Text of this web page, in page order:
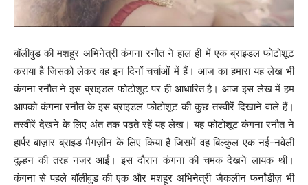
बॉलीवुड की मशहूर अभिनेत्री कंगना रनौत ने हाल ही में एक ब्राइडल फोटोशूट
कराया है जिसको लेकर वह इन दिनों चर्चाओं में हैं। आज का हमारा यह लेख भी
कंगना रनौत ने इस ब्राइडल फोटोशूट पर ही आधारित है। आज इस लेख में हम
आपको कंगना रनौत के इस ब्राइडल फोटोशूट की कुछ तस्वीरें दिखाने वाले हैं।
तस्वीरें देखने के लिए अंत तक पढ़ते रहें यह लेख। यह फोटोशूट कंगना रनौत ने
हार्पर बाज़ार ब्राइड मैगज़ीन के लिए किया है जिसमें वह बिल्कुल एक नई-नवेली
दुल्हन की तरह नज़र आईं। इस दौरान कंगना की चमक देखने लायक थी।
कंगना से पहले बॉलीवुड की एक और मशहूर अभिनेत्री जैकलीन फर्नांडीज़ भी